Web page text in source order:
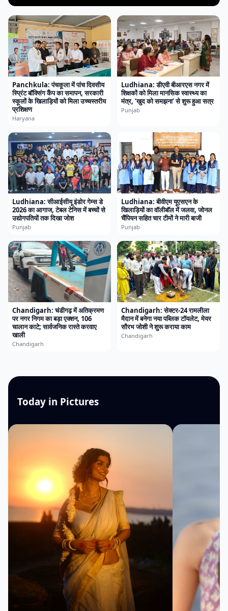
Panchkula: पंचकूला में पांच दिवसीय
स्प्रिंट बॉक्सिंग कैंप का समापन, सरकारी
स्कूलों के खिलाड़ियों को मिला उच्चस्तरीय
प्रशिक्षण
Haryana
Ludhiana: डीएवी बीआरएस नगर में
शिक्षकों को मिला मानसिक स्वास्थ्य का
मंत्र, ‘खुद को समझना’ से शुरू हुआ सत्र
Punjab
Ludhiana: सीआईसीयू इंडोर गेम्स डे
2026 का आगाज, टेबल टेनिस में बच्चों से
उद्योगपतियों तक दिखा जोश
Punjab
Ludhiana: बीवीएम यूएसएन के
खिलाड़ियों का वॉलीबॉल में जलवा, जोनल
चैंपियन सहित चार टीमों ने मारी बाजी
Punjab
Chandigarh: चंडीगढ़ में अतिक्रमण
पर नगर निगम का बड़ा एक्शन, 106
चालान काटे; सार्वजनिक रास्ते करवाए
खाली
Chandigarh
Chandigarh: सेक्टर-24 रामलीला
मैदान में बनेगा नया पब्लिक टॉयलेट, मेयर
सौरभ जोशी ने शुरू कराया काम
Chandigarh
Today in Pictures